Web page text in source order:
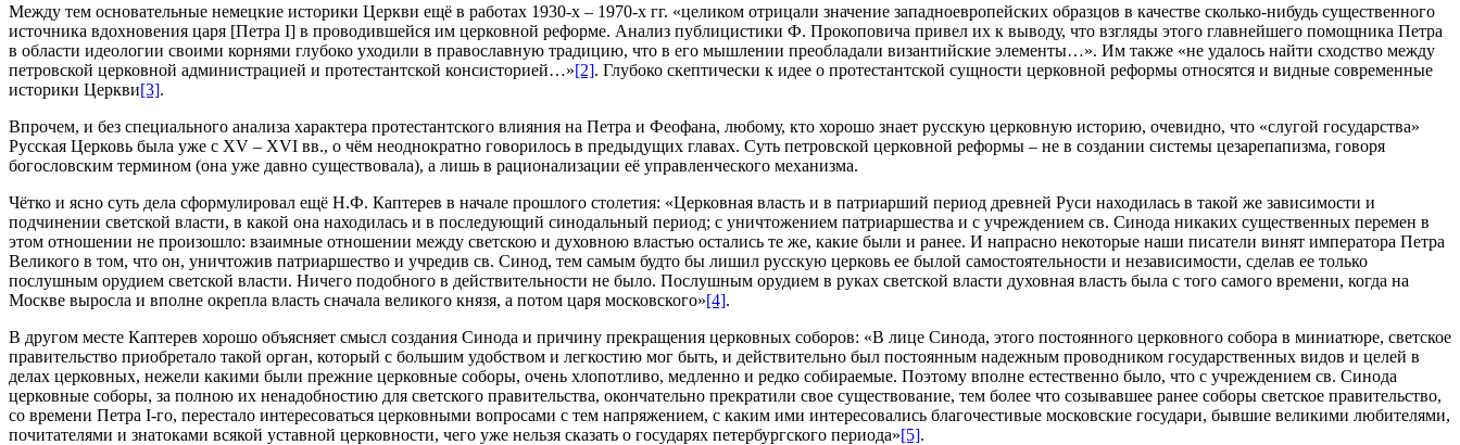
Между тем основательные немецкие историки Церкви ещё в работах 1930-х – 1970-х гг. «целиком отрицали значение западноевропейских образцов в качестве сколько-нибудь существенного
источника вдохновения царя [Петра I] в проводившейся им церковной реформе. Анализ публицистики Ф. Прокоповича привел их к выводу, что взгляды этого главнейшего помощника Петра
в области идеологии своими корнями глубоко уходили в православную традицию, что в его мышлении преобладали византийские элементы…». Им также «не удалось найти сходство между
петровской церковной администрацией и протестантской консисторией…»[2]. Глубоко скептически к идее о протестантской сущности церковной реформы относятся и видные современные
историки Церкви[3].
Впрочем, и без специального анализа характера протестантского влияния на Петра и Феофана, любому, кто хорошо знает русскую церковную историю, очевидно, что «слугой государства»
Русская Церковь была уже с XV – XVI вв., о чём неоднократно говорилось в предыдущих главах. Суть петровской церковной реформы – не в создании системы цезарепапизма, говоря
богословским термином (она уже давно существовала), а лишь в рационализации её управленческого механизма.
Чётко и ясно суть дела сформулировал ещё Н.Ф. Каптерев в начале прошлого столетия: «Церковная власть и в патриарший период древней Руси находилась в такой же зависимости и
подчинении светской власти, в какой она находилась и в последующий синодальный период; с уничтожением патриаршества и с учреждением св. Синода никаких существенных перемен в
этом отношении не произошло: взаимные отношении между светскою и духовною властью остались те же, какие были и ранее. И напрасно некоторые наши писатели винят императора Петра
Великого в том, что он, уничтожив патриаршество и учредив св. Синод, тем самым будто бы лишил русскую церковь ее былой самостоятельности и независимости, сделав ее только
послушным орудием светской власти. Ничего подобного в действительности не было. Послушным орудием в руках светской власти духовная власть была с того самого времени, когда на
Москве выросла и вполне окрепла власть сначала великого князя, а потом царя московского»[4].
В другом месте Каптерев хорошо объясняет смысл создания Синода и причину прекращения церковных соборов: «В лице Синода, этого постоянного церковного собора в миниатюре, светское
правительство приобретало такой орган, который с большим удобством и легкостию мог быть, и действительно был постоянным надежным проводником государственных видов и целей в
делах церковных, нежели какими были прежние церковные соборы, очень хлопотливо, медленно и редко собираемые. Поэтому вполне естественно было, что с учреждением св. Синода
церковные соборы, за полною их ненадобностию для светского правительства, окончательно прекратили свое существование, тем более что созывавшее ранее соборы светское правительство,
со времени Петра І-го, перестало интересоваться церковными вопросами с тем напряжением, с каким ими интересовались благочестивые московские государи, бывшие великими любителями,
почитателями и знатоками всякой уставной церковности, чего уже нельзя сказать о государях петербургского периода»[5].